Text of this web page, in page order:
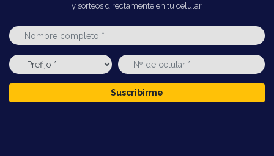
y sorteos directamente en tu celular.
Suscribirme